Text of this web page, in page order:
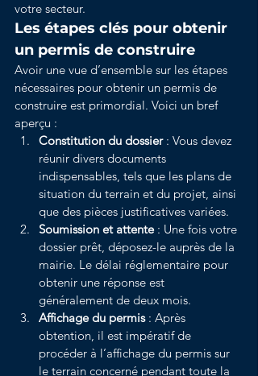
votre secteur.
Les étapes clés pour obtenir
un permis de construire
Avoir une vue d’ensemble sur les étapes
nécessaires pour obtenir un permis de
construire est primordial. Voici un bref
aperçu :
Constitution du dossier : Vous devez
réunir divers documents
indispensables, tels que les plans de
situation du terrain et du projet, ainsi
que des pièces justificatives variées.
Soumission et attente : Une fois votre
dossier prêt, déposez-le auprès de la
mairie. Le délai réglementaire pour
obtenir une réponse est
généralement de deux mois.
Affichage du permis : Après
obtention, il est impératif de
procéder à l’affichage du permis sur
le terrain concerné pendant toute la